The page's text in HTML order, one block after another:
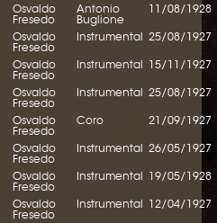
Osvaldo
Fresedo
Antonio
Buglione
11/08/1928
Osvaldo
Fresedo
Instrumental 25/08/1927
Osvaldo
Fresedo
Instrumental 15/11/1927
Osvaldo
Fresedo
Instrumental 25/08/1927
Osvaldo
Fresedo
Coro 21/09/1927
Osvaldo
Fresedo
Instrumental 26/05/1927
Osvaldo
Fresedo
Instrumental 19/05/1928
Osvaldo
Fresedo
Instrumental 12/04/1927